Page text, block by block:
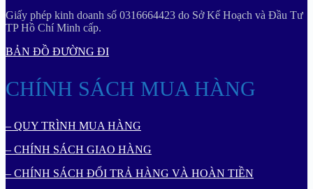
Giấy phép kinh doanh số 0316664423 do Sở Kế Hoạch và Đầu Tư
TP Hồ Chí Minh cấp.
BẢN ĐỒ ĐƯỜNG ĐI
CHÍNH SÁCH MUA HÀNG
– QUY TRÌNH MUA HÀNG
– CHÍNH SÁCH GIAO HÀNG
– CHÍNH SÁCH ĐỔI TRẢ HÀNG VÀ HOÀN TIỀN